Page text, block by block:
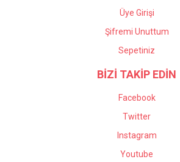
Üye Girişi
Şifremi Unuttum
Sepetiniz
BİZİ TAKİP EDİN
Facebook
Twitter
Instagram
Youtube